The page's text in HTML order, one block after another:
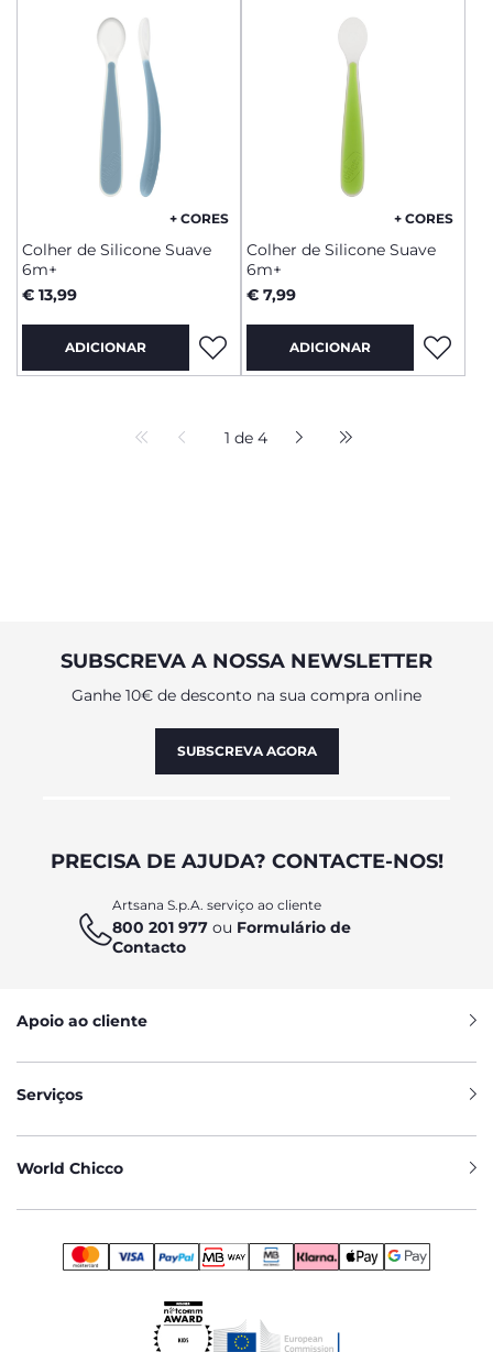
+ CORES
Colher de Silicone Suave
6m+
€ 13,99
ADICIONAR
+ CORES
Colher de Silicone Suave
6m+
€ 7,99
ADICIONAR
1 de 4
SUBSCREVA A NOSSA NEWSLETTER
Ganhe 10€ de desconto na sua compra online
SUBSCREVA AGORA
PRECISA DE AJUDA? CONTACTE-NOS!
Artsana S.p.A. serviço ao cliente
800 201 977 ou Formulário de
Contacto
Apoio ao cliente
Serviços
World Chicco